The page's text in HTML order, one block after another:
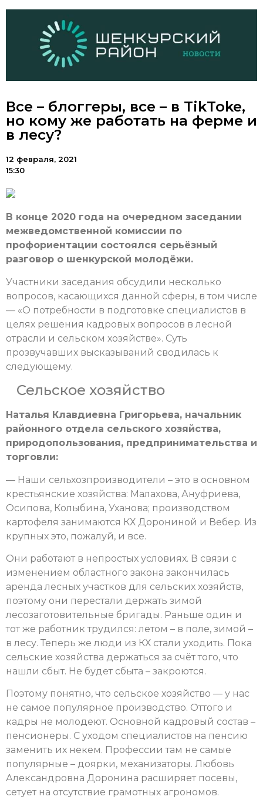
Все – блоггеры, все – в TikToke,
но кому же работать на ферме и
в лесу?
12 февраля, 2021
15:30
В конце 2020 года на очередном заседании
межведомственной комиссии по
профориентации состоялся серьёзный
разговор о шенкурской молодёжи.
Участники заседания обсудили несколько
вопросов, касающихся данной сферы, в том числе
— «О потребности в подготовке специалистов в
целях решения кадровых вопросов в лесной
отрасли и сельском хозяйстве». Суть
прозвучавших высказываний сводилась к
следующему.
Сельское хозяйство
Наталья Клавдиевна Григорьева, начальник
районного отдела сельского хозяйства,
природопользования, предпринимательства и
торговли:
— Наши сельхозпроизводители – это в основном
крестьянские хозяйства: Малахова, Ануфриева,
Осипова, Колыбина, Уханова; производством
картофеля занимаются КХ Дорониной и Вебер. Из
крупных это, пожалуй, и все.
Они работают в непростых условиях. В связи с
изменением областного закона закончилась
аренда лесных участков для сельских хозяйств,
поэтому они перестали держать зимой
лесозаготовительные бригады. Раньше один и
тот же работник трудился: летом – в поле, зимой –
в лесу. Теперь же люди из КХ стали уходить. Пока
сельские хозяйства держаться за счёт того, что
нашли сбыт. Не будет сбыта – закроются.
Поэтому понятно, что сельское хозяйство — у нас
не самое популярное производство. Оттого и
кадры не молодеют. Основной кадровый состав –
пенсионеры. С уходом специалистов на пенсию
заменить их некем. Профессии там не самые
популярные – доярки, механизаторы. Любовь
Александровна Доронина расширяет посевы,
сетует на отсутствие грамотных агрономов.